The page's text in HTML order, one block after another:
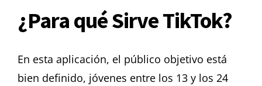
¿Para qué Sirve TikTok?
En esta aplicación, el público objetivo está
bien definido, jóvenes entre los 13 y los 24